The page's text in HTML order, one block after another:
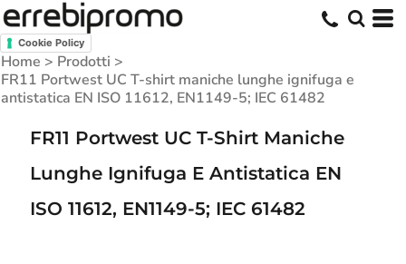
Cookie Policy
Home > Prodotti >
FR11 Portwest UC T-shirt maniche lunghe ignifuga e
antistatica EN ISO 11612, EN1149-5; IEC 61482
FR11 Portwest UC T-Shirt Maniche
Lunghe Ignifuga E Antistatica EN
ISO 11612, EN1149-5; IEC 61482